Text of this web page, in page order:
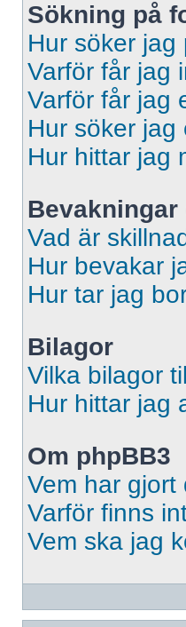
Sökning på
Hur söker jag
Varför får jag
Varför får jag
Hur söker jag
Hur hittar jag
Vad är
Hur bevakar
Hur tar jag
Bilagor
Vilka bilagor
Hur hittar jag
Om phpBB3
Vem har gjort
Varför finns
Vem ska jag